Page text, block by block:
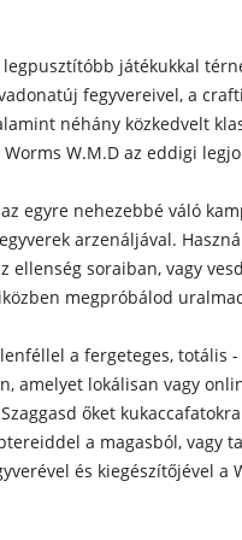
játékukkal
fegyvereivel, a
néhány közkedvelt
Worms W.M.D az eddigi
egyre nehezebbé váló
arzenáljával.
ellenség soraiban, vagy
megpróbálod
a fergeteges, totális
amelyet lokálisan vagy
őket
a magasból, vagy
és kiegészítőjével